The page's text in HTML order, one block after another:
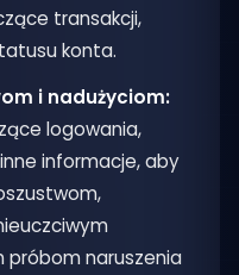
transakcji,
konta.
i nadużyciom:
logowania,
informacje, aby
próbom naruszenia